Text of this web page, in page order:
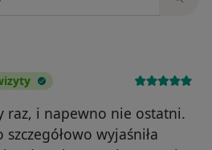
raz, i napewno nie ostatni.
wyjaśniła